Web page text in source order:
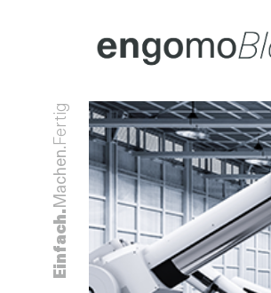
Einfach.
Machen.
Fertig